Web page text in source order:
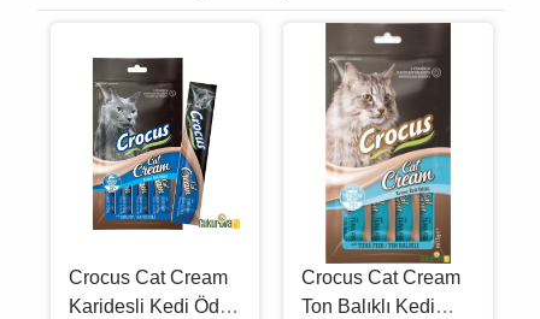
Crocus Cat Cream
Karidesli Kedi Ödül
Crocus Cat Cream
Ton Balıklı Kedi